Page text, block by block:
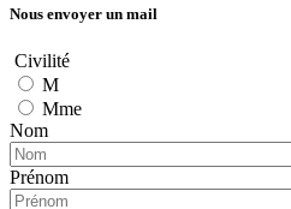
Nous envoyer un mail
Civilité
M
Mme
Nom
Prénom